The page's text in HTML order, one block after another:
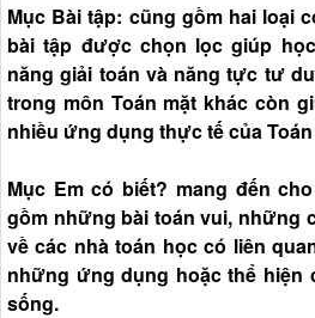
Mục Bài tập: cũng gồm hai loại
bài tập được chọn lọc giúp
năng giải toán và năng tực tư
trong môn Toán mặt khác còn
nhiều ứng dụng thực tế của
Mục Em có biết? mang đến
gồm những bài toán vui, những
về các nhà toán học có liên
những ứng dụng hoặc thể hiện
sống.